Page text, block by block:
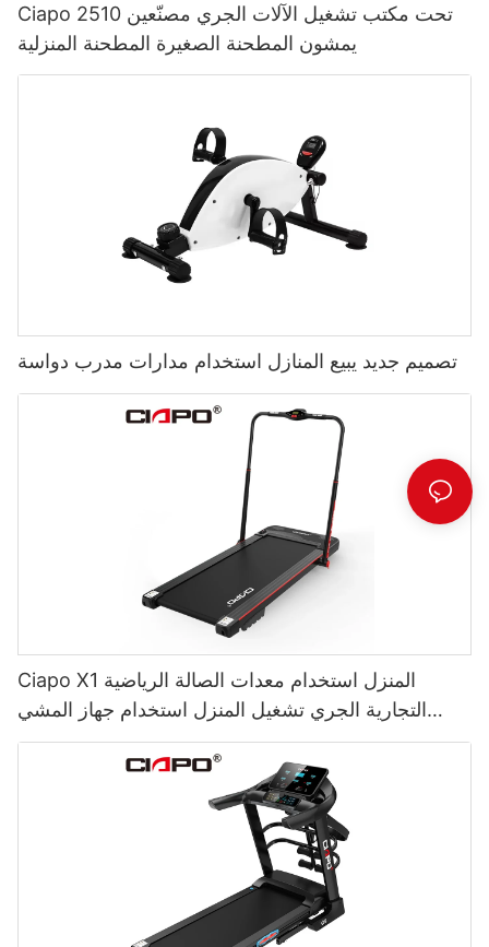
Ciapo 2510 تحت مكتب تشغيل الآلات الجري مصنّعين
يمشون المطحنة الصغيرة المطحنة المنزلية
تصميم جديد يبيع المنازل استخدام مدارات مدرب دواسة
Ciapo X1 المنزل استخدام معدات الصالة الرياضية
التجارية الجري تشغيل المنزل استخدام جهاز المشي
الكهربائي المشي المشي